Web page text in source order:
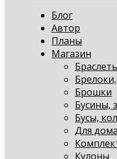
Блог
Автор
Планы
Магазин
Брошки
Бусины,
Бусы,
Для
Кулоны